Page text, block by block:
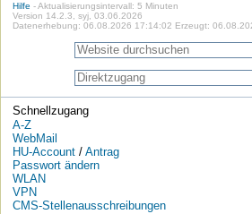
Hilfe - Aktualisierungsintervall: 5 Minuten
Version 14.2.3, syj, 03.06.2026
Datenerhebung: 06.08.2026 17:14:02 Erzeugt:
Schnellzugang
A-Z
WebMail
HU-Account/ Antrag
Passwort ändern
WLAN
VPN
CMS-Stellenausschreibungen